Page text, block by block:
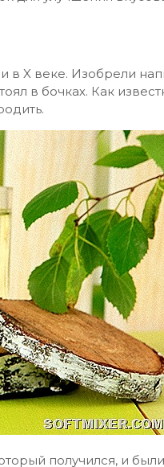
в X веке. Изобрели
в бочках. Как
получился, и